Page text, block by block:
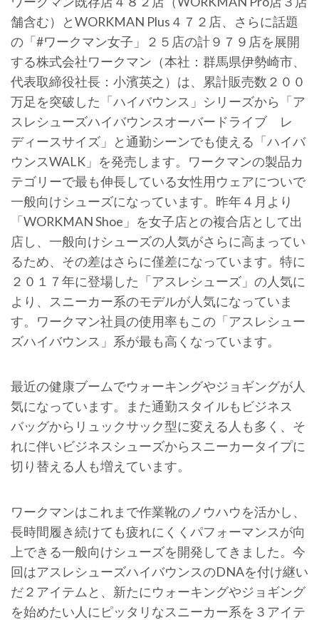
舗含む）とWORKMAN Plus４７２店、さらに話題
の「#ワークマン女子」２５店の計９７９店を展開
する株式会社ワークマン（本社：群馬県伊勢崎市、
代表取締役社長：小濱英之）は、累計販売数２００
万足を突破した「ハイバウンス」シリーズから「ア
スレシューズハイバウンスオーバードライブ レ
ディースサイズ」と通勤シーンでも使える「ハイバ
ウンスWALK」を発売します。ワークマンの製品カ
テゴリーで最も伸長している女性用ウェアについで
一般向けシューズになっています。昨年４月より
「WORKMAN Shoe」を女子店との複合店として出
店し、一般向けシューズの人気がさらに高まってい
るため、その差はさらに僅差になっています。特に
２０１７年に登場した「アスレシューズ」の人気に
より、スニーカー系のモデルが人気になっていま
す。ワークマン社員の使用率もこの「アスレシュー
ズハイバウンス」系が最も高くなっています。
最近の健康ブームでウォーキングやジョギングが人
気になっています。また通勤スタイルもビジネス
バッグからリュックサック型に変える人も多く、そ
れに伴いビジネスシューズからスニーカータイプに
切り替える人も増えています。
ワークマンはこれまで作業靴のノウハウを活かし、
長時間履き続けても疲れにくくパフォーマンスが向
上できる一般向けシューズを開発してきました。今
回はアスレシューズハイバウンスのDNAを付け継い
だ２アイテムと、新たにウォーキングやジョギング
を始めたい人にピッタリなスニーカー系を３アイテ